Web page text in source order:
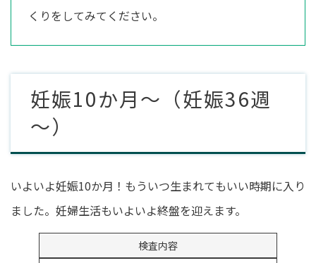
くりをしてみてください。
妊娠10か月～（妊娠36週
～）
いよいよ妊娠10か月！もういつ生まれてもいい時期に入り
ました。妊婦生活もいよいよ終盤を迎えます。
検査内容